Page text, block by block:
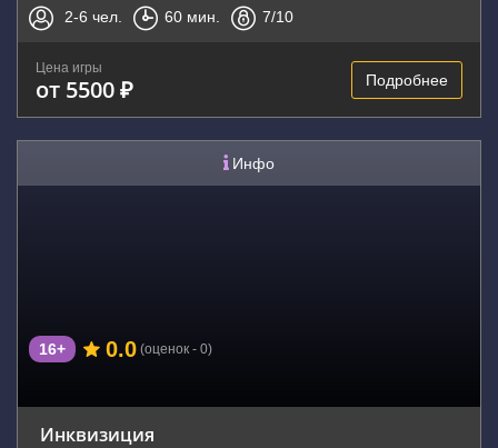
2-6 чел. 60 мин. 7/10
Цена игры
от 5500 ₽ Подробнее
Инфо
16+ 0.0 (оценок - 0)
Инквизиция